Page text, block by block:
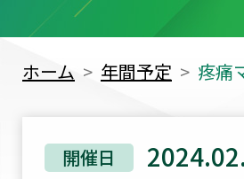
ホーム 年間予定 疼痛
開催日